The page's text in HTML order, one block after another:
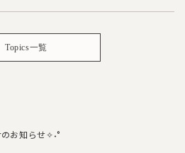
Topics一覧
お知らせ✧˖°